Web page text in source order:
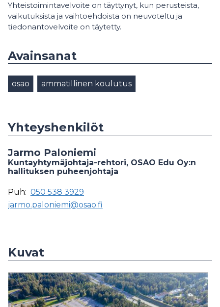
Yhteistoimintavelvoite on täyttynyt, kun perusteista,
vaikutuksista ja vaihtoehdoista on neuvoteltu ja
tiedonantovelvoite on täytetty.
Avainsanat
osao ammatillinen koulutus
Yhteyshenkilöt
Jarmo Paloniemi
Kuntayhtymäjohtaja-rehtori, OSAO Edu Oy:n
hallituksen puheenjohtaja
Puh: 050 538 3929
jarmo.paloniemi@osao.fi
Kuvat